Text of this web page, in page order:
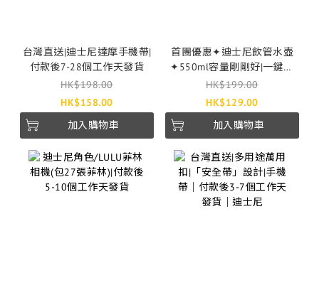
台灣直送|迪士尼達摩手機帶|
付款後7-28個工作天發貨
HK$198.00
HK$158.00
加入購物車
首團優惠✦迪士尼飲管水壺
✦550ml容量剛剛好|一鍵彈
蓋|付款後5-10個工作天發貨
HK$199.00
HK$129.00
加入購物車